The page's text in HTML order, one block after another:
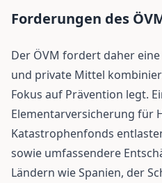
Forderungen des
Der ÖVM fordert daher
und private Mittel
Fokus auf Prävention legt.
Elementarversicherung für
Katastrophenfonds
sowie umfassendere
Ländern wie Spanien, der